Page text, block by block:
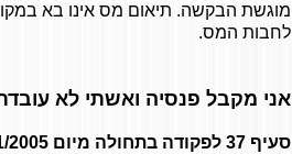
מוגשת הבקשה. תיאום מס אינו בא
לחבות המס.
אני מקבל פנסיה ואשתי לא
סעיף 37 לפקודה בתחולה מיום 1/1/2005: